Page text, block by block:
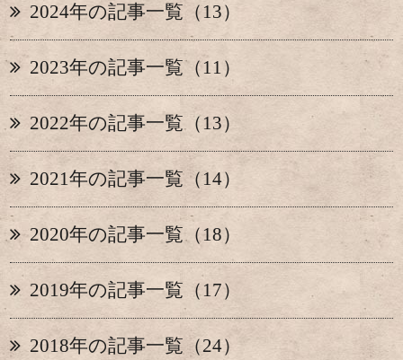
2024年の記事一覧（13）
2023年の記事一覧（11）
2022年の記事一覧（13）
2021年の記事一覧（14）
2020年の記事一覧（18）
2019年の記事一覧（17）
2018年の記事一覧（24）